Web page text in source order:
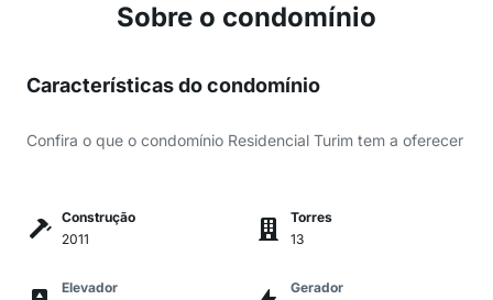
Sobre o condomínio
Características do condomínio
Confira o que o condomínio Residencial Turim tem a oferecer
Construção
2011
Torres
13
Elevador
Gerador